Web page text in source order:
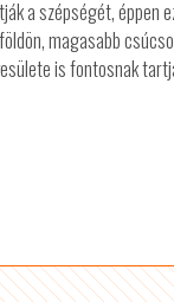
a szépségét,
magasabb
is fontosnak